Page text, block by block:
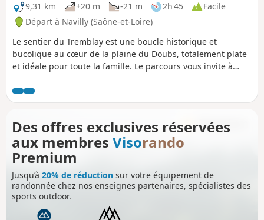
9,31 km
+20 m -21 m 2h 45
Facile
Départ à Navilly (Saône-et-Loire)
Le sentier du Tremblay est une boucle historique et
bucolique au cœur de la plaine du Doubs, totalement plate
et idéale pour toute la famille. Le parcours vous invite à
son style néo-gothique à la magnifique église romane de
Pontoux, en passant à proximité du remarquable pont de
Des offres exclusives réservées
aux membres Visorando
Premium
Jusqu’à 20% de réduction sur votre équipement de
randonnée chez nos enseignes partenaires, spécialistes des
sports outdoor.